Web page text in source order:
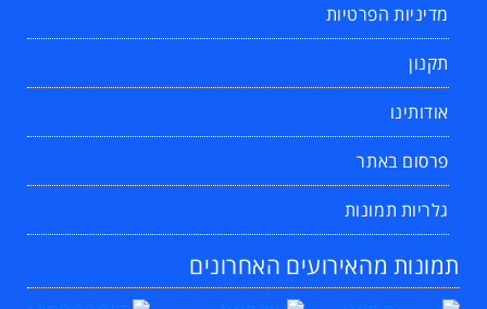
מדיניות הפרטיות
תקנון
אודותינו
פרסום באתר
גלריות תמונות
תמונות מהאירועים האחרונים